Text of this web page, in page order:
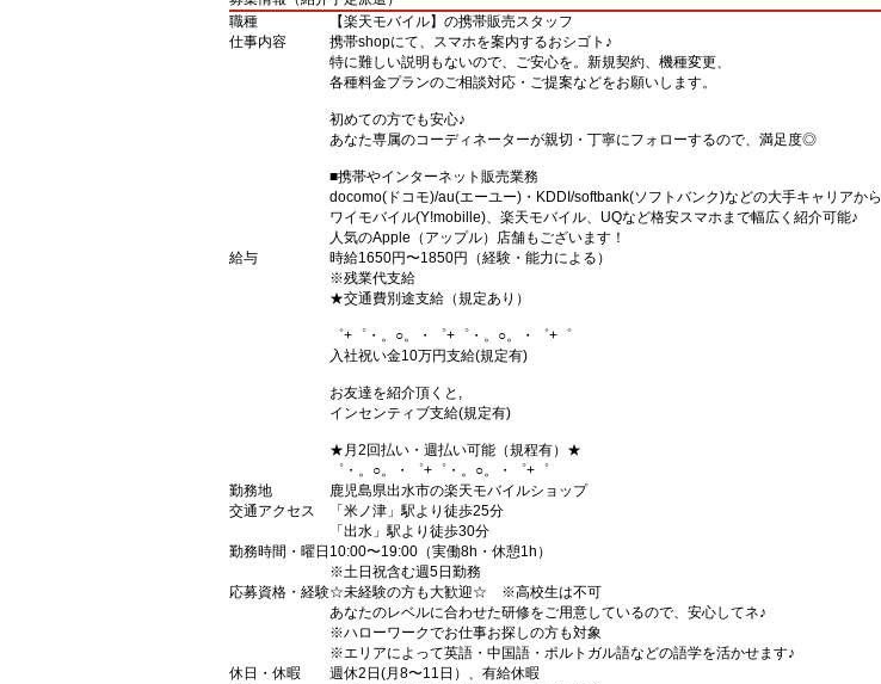
職種
【楽天モバイル】の携帯販売スタッフ
仕事内容
携帯shopにて、スマホを案内するおシゴト♪
特に難しい説明もないので、ご安心を。新規契約、機種変更、
各種料金プランのご相談対応・ご提案などをお願いします。
初めての方でも安心♪
あなた専属のコーディネーターが親切・丁寧にフォローするので、満足度◎
■携帯やインターネット販売業務
docomo(ドコモ)/au(エーユー)・KDDI/softbank(ソフトバンク)などの大手キャリアから
ワイモバイル(Y!mobille)、楽天モバイル、UQなど格安スマホまで幅広く紹介可能♪
人気のApple（アップル）店舗もございます！
給与
時給1650円〜1850円（経験・能力による）
※残業代支給
★交通費別途支給（規定あり）
゜+゜・。○。・゜+゜・。○。・゜+゜
入社祝い金10万円支給(規定有)
お友達を紹介頂くと,
インセンティブ支給(規定有)
★月2回払い・週払い可能（規程有）★
゜・。○。・゜+゜・。○。・゜+゜
勤務地
鹿児島県出水市の楽天モバイルショップ
交通アクセス
「米ノ津」駅より徒歩25分
「出水」駅より徒歩30分
勤務時間・曜日 10:00〜19:00（実働8h・休憩1h）
※土日祝含む週5日勤務
応募資格・経験☆未経験の方も大歓迎☆ ※高校生は不可
あなたのレベルに合わせた研修をご用意しているので、安心してネ♪
※ハローワークでお仕事お探しの方も対象
※エリアによって英語・中国語・ポルトガル語などの語学を活かせます♪
休日・休暇
週休2日(月8〜11日）、有給休暇